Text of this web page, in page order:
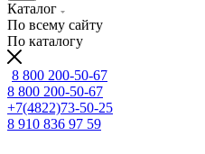
Каталог
По всему сайту
По каталогу
8 800 200-50-67
8 800 200-50-67
+7(4822)73-50-25
8 910 836 97 59